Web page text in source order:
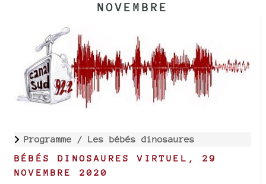
NOVEMBRE
Programme / Les bébés dinosaures
BÉBÉS DINOSAURES VIRTUEL, 29
NOVEMBRE 2020